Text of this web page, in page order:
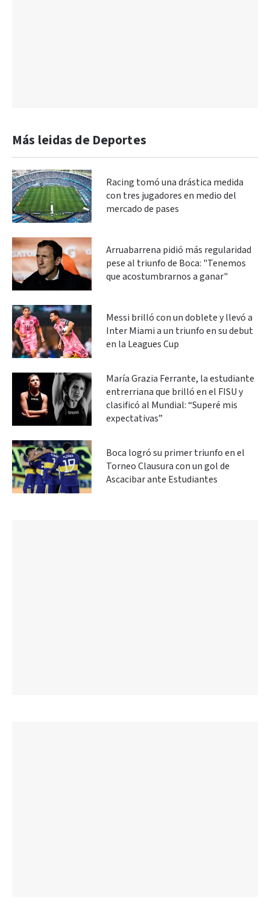
Más leidas de Deportes
Racing tomó una drástica medida
con tres jugadores en medio del
mercado de pases
Arruabarrena pidió más regularidad
pese al triunfo de Boca: "Tenemos
que acostumbrarnos a ganar"
Messi brilló con un doblete y llevó a
Inter Miami a un triunfo en su debut
en la Leagues Cup
María Grazia Ferrante, la estudiante
entrerriana que brilló en el FISU y
clasificó al Mundial: “Superé mis
expectativas”
Boca logró su primer triunfo en el
Torneo Clausura con un gol de
Ascacibar ante Estudiantes